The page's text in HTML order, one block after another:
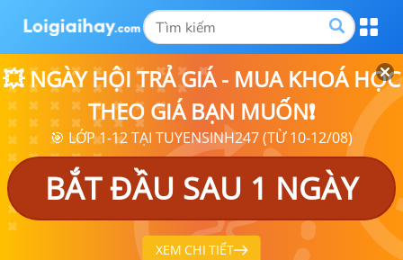
💥 NGÀY HỘI TRẢ GIÁ - MUA KHOÁ HỌC
THEO GIÁ BẠN MUỐN❗
🎯 LỚP 1-12 TẠI TUYENSINH247 (TỪ 10-12/08)
BẮT ĐẦU SAU 1 NGÀY
XEM CHI TIẾT